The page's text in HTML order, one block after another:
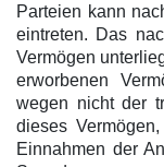
Parteien kann
eintreten. Das
Vermögen
erworbenen
wegen nicht der
dieses
Einnahmen der